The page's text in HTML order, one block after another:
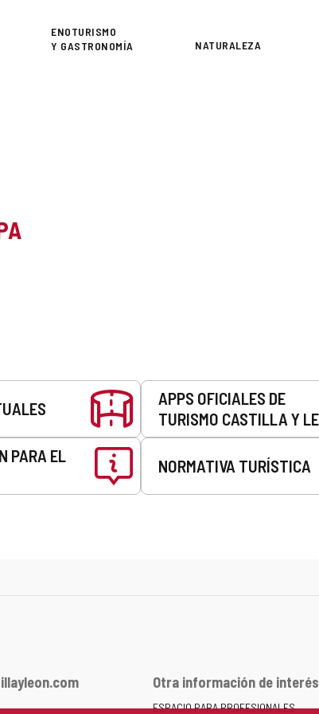
ENOTURISMO
Y GASTRONOMÍA
NATURALEZA
APPS OFICIALES DE
TURISMO CASTILLA Y
PARA EL
NORMATIVA TURÍSTICA
Otra información de interés
ESPACIO PARA PROFESIONALES